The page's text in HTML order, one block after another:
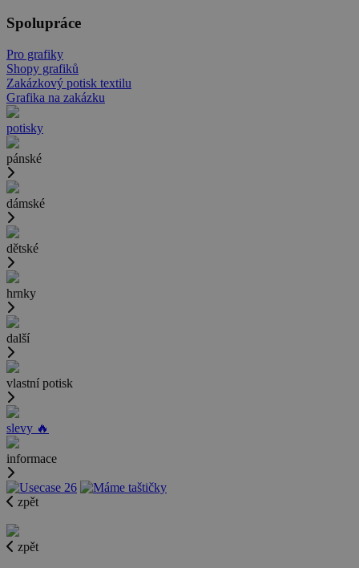
Spolupráce
Pro grafiky
Shopy grafiků
Zakázkový potisk textilu
Grafika na zakázku
potisky
pánské
dámské
dětské
hrnky
další
vlastní potisk
slevy 🔥
informace
zpět
zpět